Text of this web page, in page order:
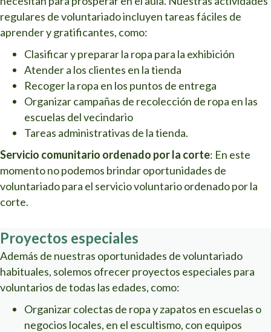
regulares de voluntariado incluyen tareas fáciles de
aprender y gratificantes, como:
Clasificar y preparar la ropa para la exhibición
Atender a los clientes en la tienda
Recoger la ropa en los puntos de entrega
Organizar campañas de recolección de ropa en las
escuelas del vecindario
Tareas administrativas de la tienda.
Servicio comunitario ordenado por la corte: En este
momento no podemos brindar oportunidades de
voluntariado para el servicio voluntario ordenado por la
corte.
Proyectos especiales
Además de nuestras oportunidades de voluntariado
habituales, solemos ofrecer proyectos especiales para
voluntarios de todas las edades, como:
Organizar colectas de ropa y zapatos en escuelas o
negocios locales, en el escultismo, con equipos